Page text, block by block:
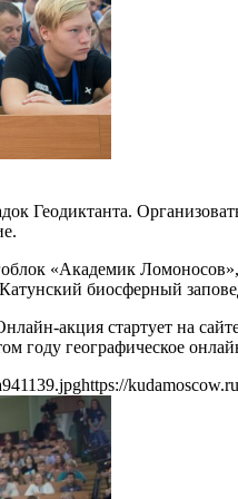
Геодиктанта.
«Академик
биосферный
акция стартует на
году географическое
https://